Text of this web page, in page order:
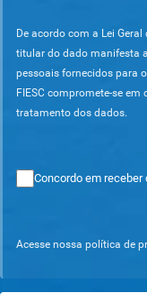
De acordo com a Lei
titular do dado manifesta
pessoais fornecidos para
FIESC compromete-se
tratamento dos dados.
Concordo em
Acesse nossa política de